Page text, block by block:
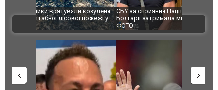
пожежі у
СБУ за сприяння Нацполіції та правоохоронців
Болгарії затримала міжнародного наркобарона.
ФОТО
Росіяни
одна
ВІДЕО